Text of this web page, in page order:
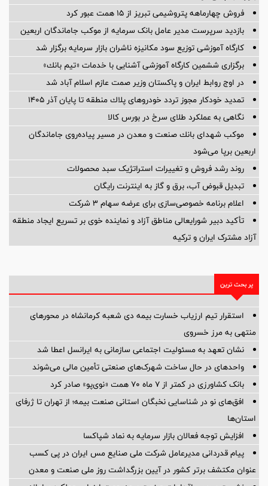
فروش چهارماهه پتروشیمی تبریز از ۱۵ همت عبور کرد
بازدید سرپرست مدیر عامل بانک سرمایه از موکب جاماندگان اربعین
کارگاه آموزشی توزیع سود مکانیزه ناشران بازار سرمایه برگزار شد
برگزاری ششمین كارگاه آموزشی آشنایی با خدمات «تیم بانك»
در اوج روابط ایران و پاکستان وزیر صمت عازم اسلام آباد شد
تمدید خودكار مجوز تردد خودروهای پلاك منطقه تا پایان آذر ۱۴۰۵
نگاهی به عملکرد طلای سرخ در بورس کالا
موكب شهدای بانك صنعت و معدن در مسیر پیاده‌روی جاماندگان
اربعین برپا می‌شود
روند رشد فروش و تغییرات استراتژیک سبد محصولات
تبدیل قبوض آب، برق و گاز به اینترنت رایگان
اعلام برنامه خصوصی‌سازی برای عرضه سهام ۳ شرکت
تأکید دبیر شورایعالی مناطق آزاد و نماینده خوی بر تسریع ایجاد منطقه
آزاد مشترک ایران و ترکیه
پر بحث ترین
استقرار تیم ارزیاب خسارت بیمه دی شعبه کرمانشاه در محورهای
منتهی به مرز خسروی
نشان تعهد به مسئولیت اجتماعی سازمانی به ایرانسل اعطا شد
واحدهای در حال ساخت شهرک‌های صنعتی تأمین مالی می‌شوند
بانک کشاورزی در کمتر از ۷ ماه ۷۰ همت «نوی‌پو» صادر کرد
افق‌های نو در شناسایی نخبگان استانی صنعت بیمه؛ از تهران تا ژرفای
استان‌ها
افزایش توجه فعالان بازار سرمایه به نماد شپاکسا
پیام قدردانی مدیرعامل شرکت ملی صنایع مس ایران در پی کسب
عنوان مکتشف برتر کشور در آیین بزرگداشت روز ملی صنعت و معدن